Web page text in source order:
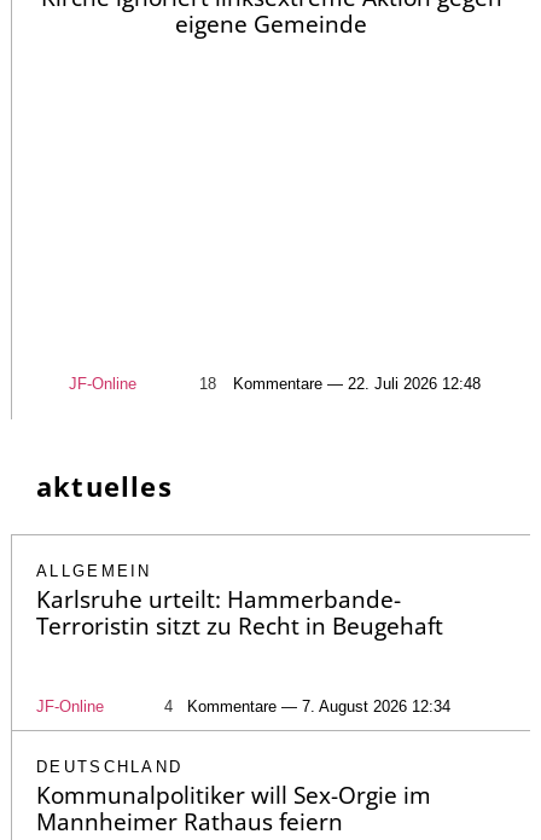
eigene Gemeinde
JF-Online 18 Kommentare — 22. Juli 2026 12:48
aktuelles
ALLGEMEIN
Karlsruhe urteilt: Hammerbande-
Terroristin sitzt zu Recht in Beugehaft
JF-Online 4 Kommentare — 7. August 2026 12:34
DEUTSCHLAND
Kommunalpolitiker will Sex-Orgie im
Mannheimer Rathaus feiern